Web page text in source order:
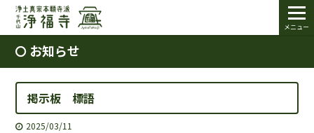
メニュー
お知らせ
掲示板 標語
2025/03/11